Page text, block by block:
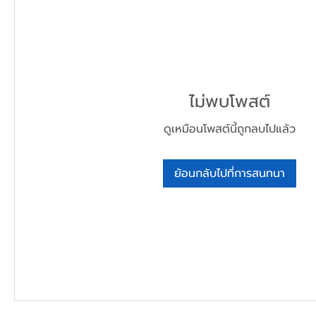
ไม่พบโพสต์
ดูเหมือนโพสต์นี้ถูกลบไปแล้ว
ย้อนกลับไปที่การสนทนา